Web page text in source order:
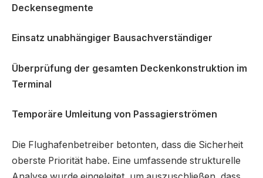
Deckensegmente
Einsatz unabhängiger Bausachverständiger
Überprüfung der gesamten Deckenkonstruktion im
Terminal
Temporäre Umleitung von Passagierströmen
Die Flughafenbetreiber betonten, dass die Sicherheit
oberste Priorität habe. Eine umfassende strukturelle